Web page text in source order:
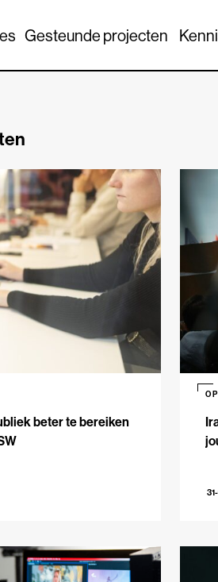
Gesteunde projecten
beter te bereiken